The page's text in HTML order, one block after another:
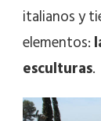
italianos y
elementos:
esculturas.